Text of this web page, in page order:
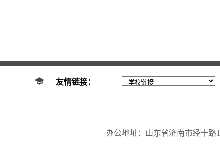
友情链接：
办公地址：山东省济南市经十路